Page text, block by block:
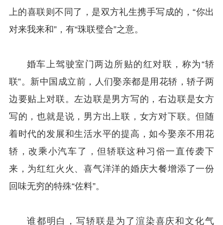
上的喜联则不同了，是双方礼生携手写成的，“你出
对来我来和”，有“珠联璧合”之意。
婚车上驾驶室门两边所贴的红对联，称为“轿
联”。新中国成立前，人们娶亲都是用花轿，轿子两
边要贴上对联。左边联是男方写的，右边联是女方
写的，也就是说，男方出上联，女方对下联。但随
着时代的发展和生活水平的提高，如今娶亲不用花
轿，改乘小汽车了，但轿联这种习俗一直传袭下
来，为红红火火、喜气洋洋的婚庆大餐增添了一份
回味无穷的特殊“佐料”。
谁都明白，写轿联是为了渲染喜庆和文化气